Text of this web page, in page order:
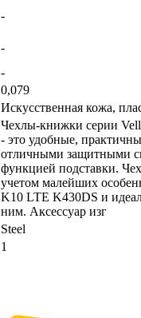
-
-
-
0,079
Искусственная кожа,
Чехлы-книжки серии
- это удобные,
отличными защитными
функцией подставки.
учетом малейших
K10 LTE K430DS и
ним. Аксессуар изг
Steel
1